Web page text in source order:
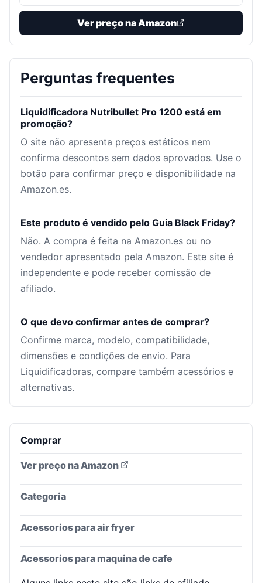
Ver preço na Amazon
Perguntas frequentes
Liquidificadora Nutribullet Pro 1200 está em
promoção?
O site não apresenta preços estáticos nem
confirma descontos sem dados aprovados. Use o
botão para confirmar preço e disponibilidade na
Amazon.es.
Este produto é vendido pelo Guia Black Friday?
Não. A compra é feita na Amazon.es ou no
vendedor apresentado pela Amazon. Este site é
independente e pode receber comissão de
afiliado.
O que devo confirmar antes de comprar?
Confirme marca, modelo, compatibilidade,
dimensões e condições de envio. Para
Liquidificadoras, compare também acessórios e
alternativas.
Comprar
Ver preço na Amazon
Categoria
Acessorios para air fryer
Acessorios para maquina de cafe